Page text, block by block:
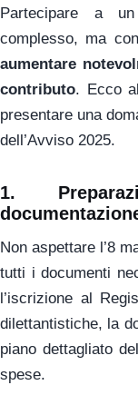
Partecipare a
complesso, ma
aumentare
contributo. Ecco
presentare una
dell’Avviso 2025.
1.
Non aspettare l’8
tutti i documenti
l’iscrizione al
dilettantistiche, la
piano dettagliato
spese.